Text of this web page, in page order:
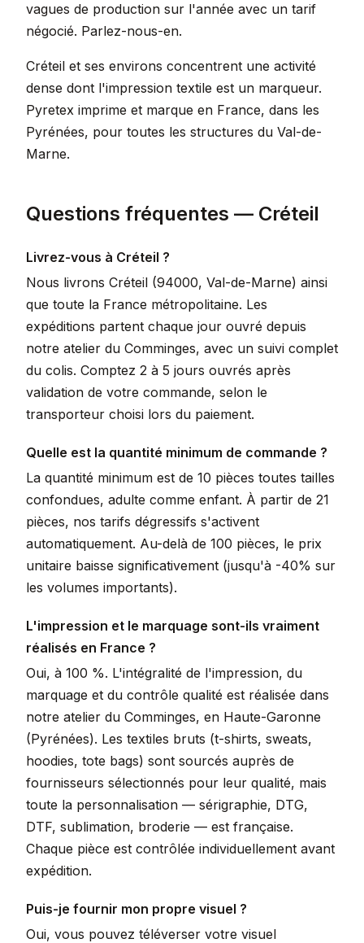
vagues de production sur l'année avec un tarif
négocié. Parlez-nous-en.
Créteil et ses environs concentrent une activité
dense dont l'impression textile est un marqueur.
Pyretex imprime et marque en France, dans les
Pyrénées, pour toutes les structures du Val-de-
Marne.
Questions fréquentes — Créteil
Livrez-vous à Créteil ?
Nous livrons Créteil (94000, Val-de-Marne) ainsi
que toute la France métropolitaine. Les
expéditions partent chaque jour ouvré depuis
notre atelier du Comminges, avec un suivi complet
du colis. Comptez 2 à 5 jours ouvrés après
validation de votre commande, selon le
transporteur choisi lors du paiement.
Quelle est la quantité minimum de commande ?
La quantité minimum est de 10 pièces toutes tailles
confondues, adulte comme enfant. À partir de 21
pièces, nos tarifs dégressifs s'activent
automatiquement. Au-delà de 100 pièces, le prix
unitaire baisse significativement (jusqu'à -40% sur
les volumes importants).
L'impression et le marquage sont-ils vraiment
réalisés en France ?
Oui, à 100 %. L'intégralité de l'impression, du
marquage et du contrôle qualité est réalisée dans
notre atelier du Comminges, en Haute-Garonne
(Pyrénées). Les textiles bruts (t-shirts, sweats,
hoodies, tote bags) sont sourcés auprès de
fournisseurs sélectionnés pour leur qualité, mais
toute la personnalisation — sérigraphie, DTG,
DTF, sublimation, broderie — est française.
Chaque pièce est contrôlée individuellement avant
expédition.
Puis-je fournir mon propre visuel ?
Oui, vous pouvez téléverser votre visuel